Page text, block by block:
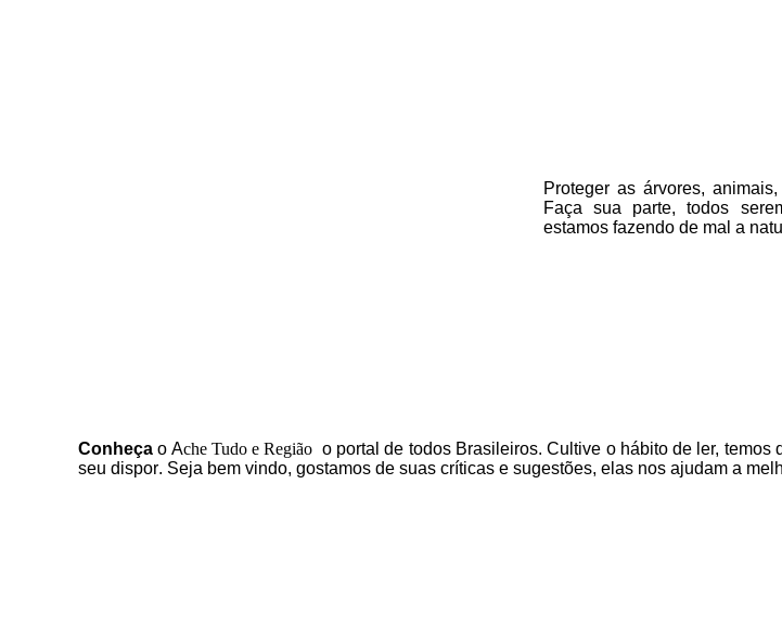
Proteger as árvores,
Faça sua parte, todos
estamos fazendo de mal a
Conheça o Ache Tudo e Região o portalde todos Brasileiros. Cultive o hábito de ler, temos
seu dispor. Seja bem vindo, gostamos de suas críticas e sugestões, elas nos ajudam a